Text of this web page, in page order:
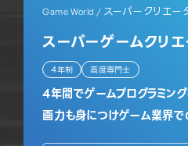
Game World / スーパークリエー
スーパーゲームクリ
4年制 高度専門士
4年間でゲームプログラミン
画力も身につけゲーム業界で